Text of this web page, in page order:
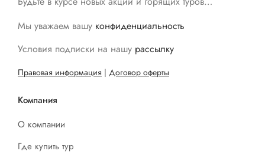
Мы уважаем вашу конфиденциальность
Условия подписки на нашу рассылку
Правовая информация | Договор оферты
Компания
О компании
Где купить тур